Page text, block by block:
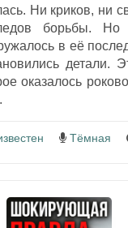
Ни криков, ни
борьбы. Но
в её
детали.
оказалось
Тёмная